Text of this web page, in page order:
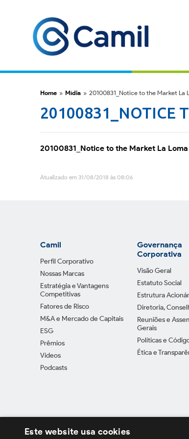
Home » Mídia » 20100831_Notice to the Market La
20100831_NOTICE
20100831_Notice to the Market La Loma
Atualizado em 31/08/2018 às 08:06
Camil
Perfil Corporativo
Nossas Marcas
Estratégia e Vantagens
Competitivas
Fatores de Risco
M&A e Mercado de Capitais
ESG
Prêmios
Vídeos
Podcasts
Governança
Corporativa
Visão Geral
Estatuto Social
Estrutura
Diretoria,
Reuniões e
Gerais
Políticas e
Ética e
Este website usa cookies